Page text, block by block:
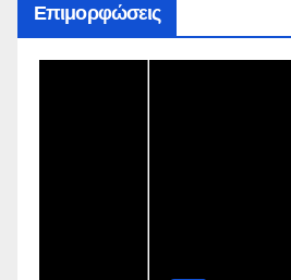
Επιμορφώσεις